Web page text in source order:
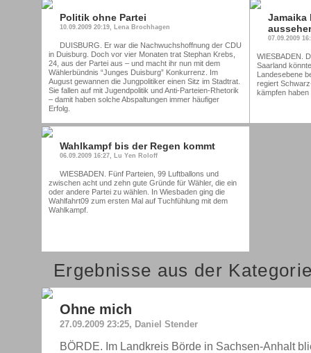
Politik ohne Partei
10.09.2009 20:19, Lena Brochhagen
DUISBURG. Er war die Nachwuchshoffnung der CDU
in Duisburg. Doch vor vier Monaten trat Stephan Krebs,
24, aus der Partei aus – und macht ihr nun mit dem
Wählerbündnis “Junges Duisburg” Konkurrenz. Im
August gewannen die Jungpolitiker einen Sitz im Stadtrat.
Sie fallen auf mit Jugendpolitik und Anti-Parteien-Rhetorik
– damit haben solche Abspaltungen immer häufiger
Erfolg.
Jamaika
07.09.2009
WIESBADEN.
Saarland
Landesebene
regiert
kämpfen
Wahlkampf bis der Regen kommt
06.09.2009 16:27, Lu Yen Roloff
WIESBADEN. Fünf Parteien, 99 Luftballons und
zwischen acht und zehn gute Gründe für Wähler, die ein
oder andere Partei zu wählen. In Wiesbaden ging die
Wahlfahrt09 zum ersten Mal auf Tuchfühlung mit dem
Wahlkampf.
Ergebnisse aus der
Ohne mich
27.09.2009 23:25, Daniel Stender
BÖRDE. Im Landkreis Börde in Sachsen-Anhalt